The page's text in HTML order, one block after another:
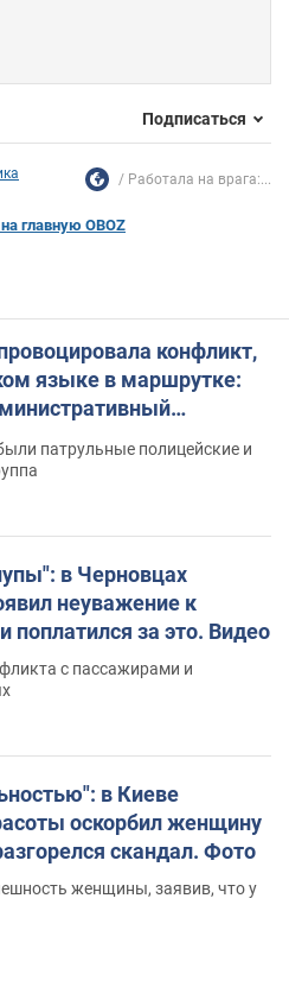
Подписаться
Работала на врага:...
главную OBOZ
конфликт,
языке в маршрутке:
патрульные полицейские и
в Черновцах
неуважение к
за это. Видео
с пассажирами и
в Киеве
оскорбил женщину
скандал. Фото
женщины, заявив, что у